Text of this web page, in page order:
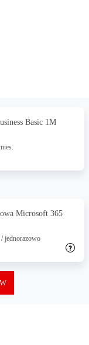
Basic 1M
Microsoft 365
jednorazowo